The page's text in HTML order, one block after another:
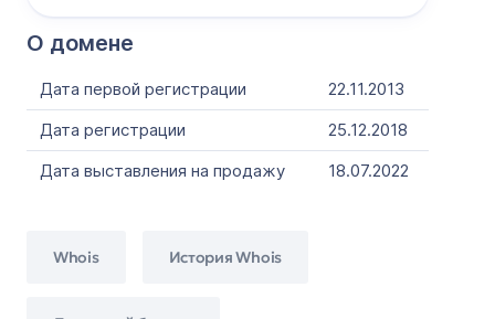
О домене
Дата первой регистрации
22.11.2013
Дата регистрации
25.12.2018
Дата выставления на продажу
18.07.2022
Whois История Whois